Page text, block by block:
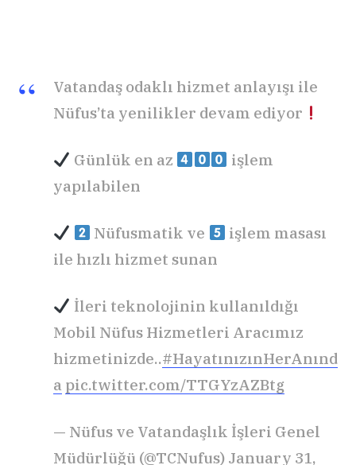
Vatandaş odaklı hizmet anlayışı ile
Nüfus’ta yenilikler devam ediyor
Günlük en az
işlem
yapılabilen
Nüfusmatik ve
işlem masası
ile hızlı hizmet sunan
İleri teknolojinin kullanıldığı
Mobil Nüfus Hizmetleri Aracımız
hizmetinizde..#HayatınızınHerAnınd
a pic.twitter.com/TTGYzAZBtg
— Nüfus ve Vatandaşlık İşleri Genel
Müdürlüğü (@TCNufus) January 31,